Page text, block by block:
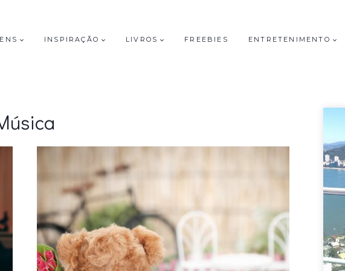
INSPIRAÇÃO LIVROS FREEBIES ENTRETENIMENTO